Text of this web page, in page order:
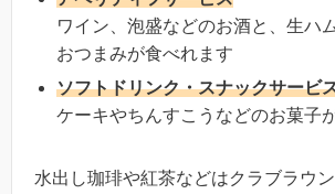
ワイン、泡盛などのお酒と、生ハ
おつまみが食べれます
ソフトドリンク・スナックサービ
ケーキやちんすこうなどのお菓子
水出し珈琲や紅茶などはクラブラウ